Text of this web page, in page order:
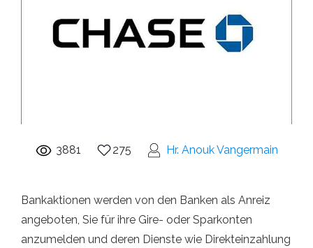
3881 275 Hr. Anouk Vangermain
Bankaktionen werden von den Banken als Anreiz
angeboten, Sie für ihre Gire- oder Sparkonten
anzumelden und deren Dienste wie Direkteinzahlung